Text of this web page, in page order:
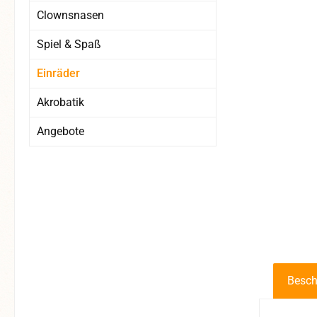
Clownsnasen
Spiel & Spaß
Einräder
Akrobatik
Angebote